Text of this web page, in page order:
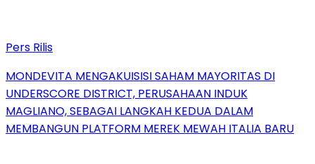
Pers Rilis
MONDEVITA MENGAKUISISI SAHAM MAYORITAS DI
UNDERSCORE DISTRICT, PERUSAHAAN INDUK
MAGLIANO, SEBAGAI LANGKAH KEDUA DALAM
MEMBANGUN PLATFORM MEREK MEWAH ITALIA BARU